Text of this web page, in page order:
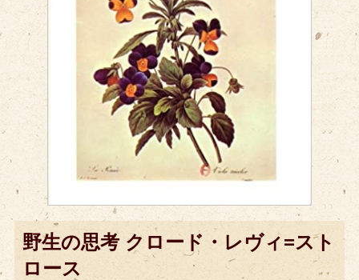
野生の思考 クロード・レヴィ=スト
ロース